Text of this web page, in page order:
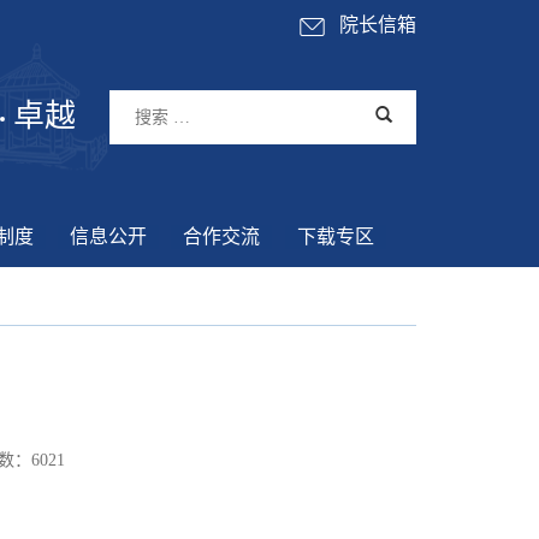
院长信箱
卓越
度 信息公开 合作交流 下载专区
：6021